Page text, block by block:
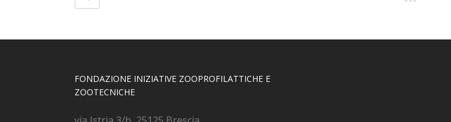
FONDAZIONE INIZIATIVE ZOOPROFILATTICHE E
ZOOTECNICHE